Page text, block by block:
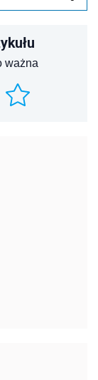
ważna